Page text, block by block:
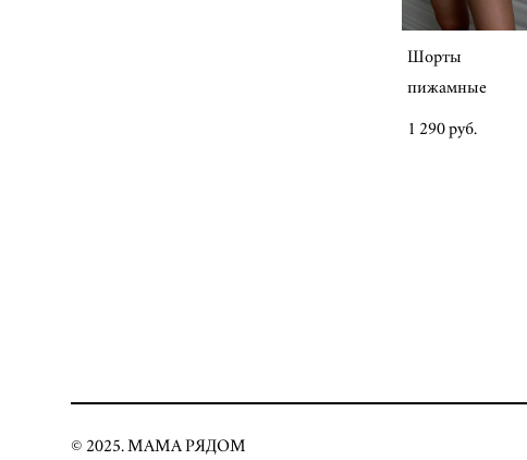
Шорты
пижамные
1 290 pуб.
© 2025. МАМА РЯДОМ